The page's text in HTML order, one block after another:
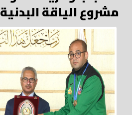
مشروع الياقة البدنية